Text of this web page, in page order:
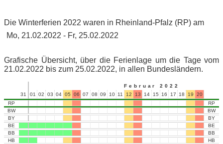
Die Winterferien 2022 waren in Rheinland-Pfalz (RP) am
Mo, 21.02.2022 - Fr, 25.02.2022
Grafische Übersicht, über die Ferienlage um die Tage vom
21.02.2022 bis zum 25.02.2022, in allen Bundesländern.
Februar 2022
31
01 02 03 04 05 06 07 08 09 10 11 12 13 14 15 16 17 18 19 20
RP
BW
BY
BE
BB
HB
RP
BW
BY
BE
BB
HB